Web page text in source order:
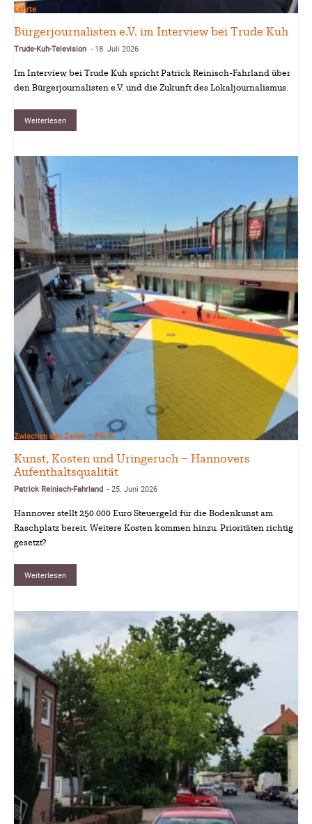
Lehrte
Bürgerjournalisten e.V. im Interview bei Trude Kuh
Trude-Kuh-Television - 18. Juli 2026
Im Interview bei Trude Kuh spricht Patrick Reinisch-Fahrland über
den Bürgerjournalisten e.V. und die Zukunft des Lokaljournalismus.
Weiterlesen
Zwischen den Zeilen – P.R.-F.
Kunst, Kosten und Uringeruch – Hannovers
Aufenthaltsqualität
Patrick Reinisch-Fahrland - 25. Juni 2026
Hannover stellt 250.000 Euro Steuergeld für die Bodenkunst am
Raschplatz bereit. Weitere Kosten kommen hinzu. Prioritäten richtig
gesetzt?
Weiterlesen